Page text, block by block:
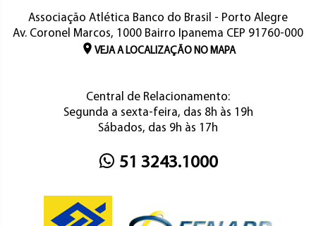
Associação Atlética Banco do Brasil - Porto Alegre
Av. Coronel Marcos, 1000 Bairro Ipanema CEP 91760-000
VEJA A LOCALIZAÇÃO NO MAPA
Central de Relacionamento:
Segunda a sexta-feira, das 8h às 19h
Sábados, das 9h às 17h
51 3243.1000